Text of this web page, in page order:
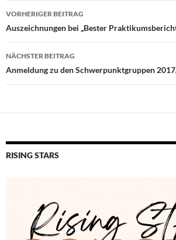
Beitragsnavigation
VORHERIGER BEITRAG
Auszeichnungen bei „Bester
NÄCHSTER BEITRAG
Anmeldung zu den Schwerpunktgruppen
RISING STARS